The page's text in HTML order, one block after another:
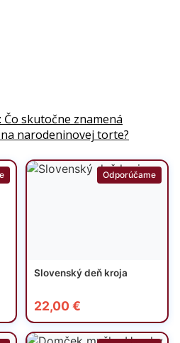
skutočne znamená
narodeninovej torte?